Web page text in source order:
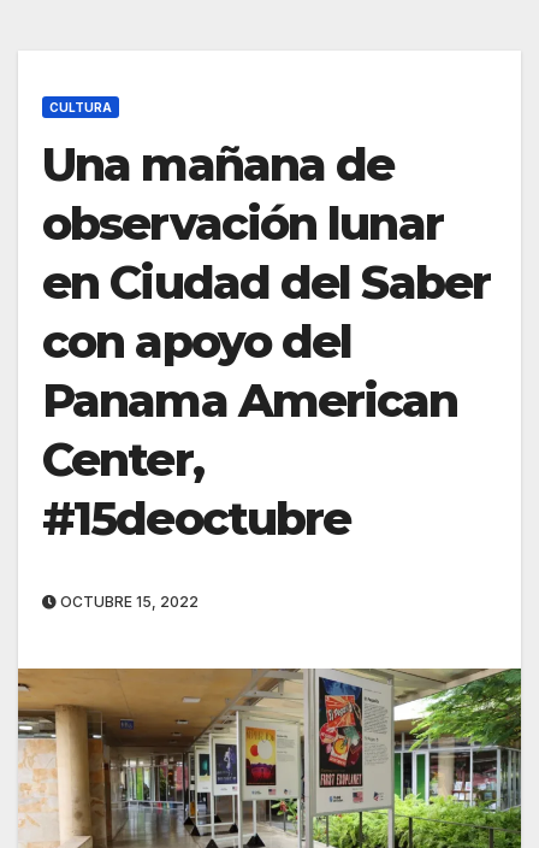
CULTURA
Una mañana de
observación lunar
en Ciudad del Saber
con apoyo del
Panama American
Center,
#15deoctubre
OCTUBRE 15, 2022